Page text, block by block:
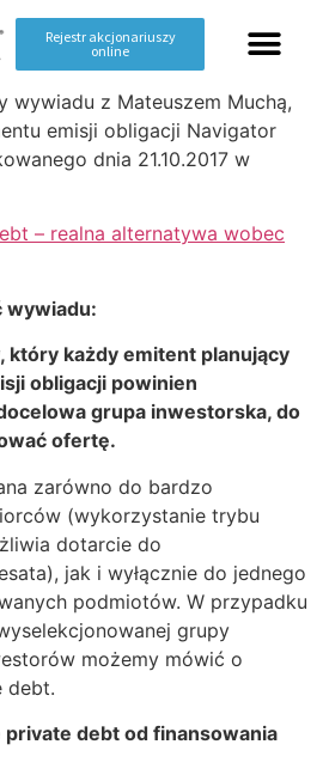
Rejestr akcjonariuszy
online
wywiadu z Mateuszem Muchą,
emisji obligacji Navigator
dnia 21.10.2017 w
– realna alternatywa wobec
wywiadu:
który każdy emitent planujący
obligacji powinien
grupa inwestorska, do
ofertę.
zarówno do bardzo
(wykorzystanie trybu
dotarcie do
jak i wyłącznie do jednego
podmiotów. W przypadku
grupy
możemy mówić o
debt.
debt od finansowania